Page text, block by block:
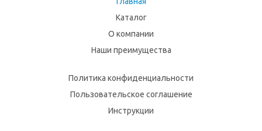
Каталог
О компании
Наши преимущества
Политика конфиденциальности
Пользовательское соглашение
Инструкции